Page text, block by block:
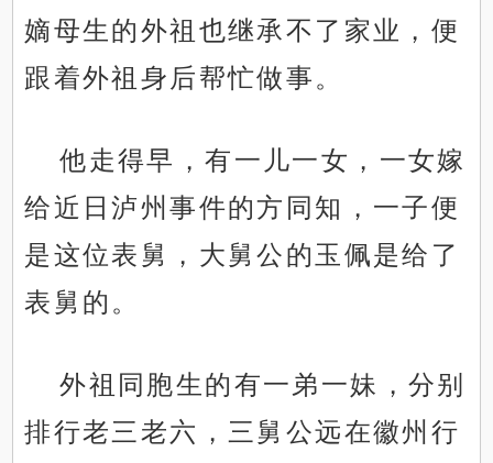
嫡母生的外祖也继承不了家业，便
跟着外祖身后帮忙做事。
他走得早，有一儿一女，一女嫁
给近日泸州事件的方同知，一子便
是这位表舅，大舅公的玉佩是给了
表舅的。
外祖同胞生的有一弟一妹，分别
排行老三老六，三舅公远在徽州行